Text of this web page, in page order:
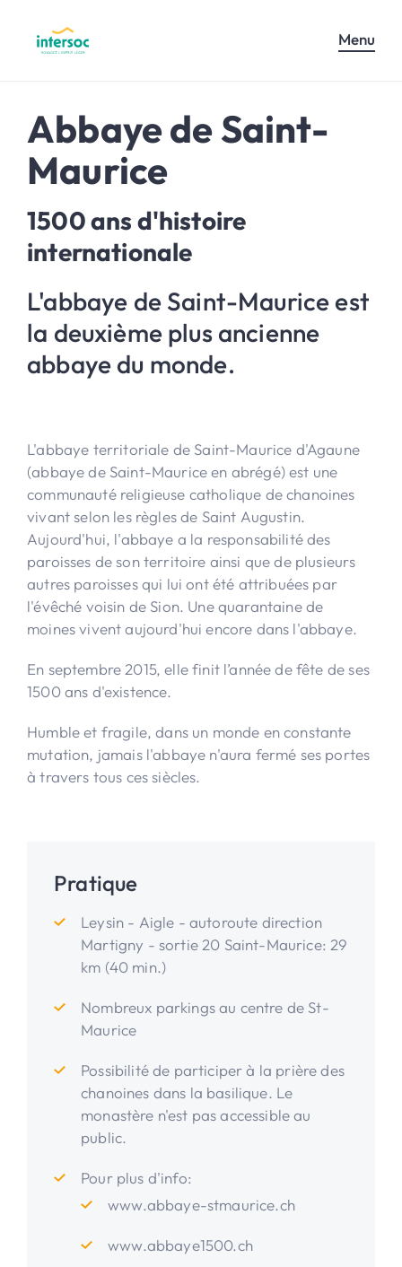
Menu
Abbaye de Saint-
Maurice
1500 ans d'histoire
internationale
L'abbaye de Saint-Maurice est
la deuxième plus ancienne
abbaye du monde.
L'abbaye territoriale de Saint-Maurice d'Agaune
(abbaye de Saint-Maurice en abrégé) est une
communauté religieuse catholique de chanoines
vivant selon les règles de Saint Augustin.
Aujourd'hui, l'abbaye a la responsabilité des
paroisses de son territoire ainsi que de plusieurs
autres paroisses qui lui ont été attribuées par
l'évêché voisin de Sion. Une quarantaine de
moines vivent aujourd'hui encore dans l'abbaye.
En septembre 2015, elle finit l’année de fête de ses
1500 ans d'existence.
Humble et fragile, dans un monde en constante
mutation, jamais l'abbaye n'aura fermé ses portes
à travers tous ces siècles.
Pratique
Leysin - Aigle - autoroute direction
Martigny - sortie 20 Saint-Maurice: 29
km (40 min.)
Nombreux parkings au centre de St-
Maurice
Possibilité de participer à la prière des
chanoines dans la basilique. Le
monastère n'est pas accessible au
public.
Pour plus d'info:
www.abbaye-stmaurice.ch
www.abbaye1500.ch